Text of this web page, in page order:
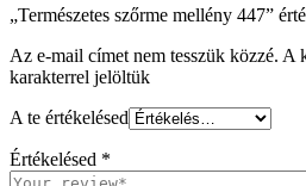
„Természetes szőrme mellény 447”
Az e-mail címet nem tesszük közzé. A
karakterrel jelöltük
A te értékelésed
Értékelésed *